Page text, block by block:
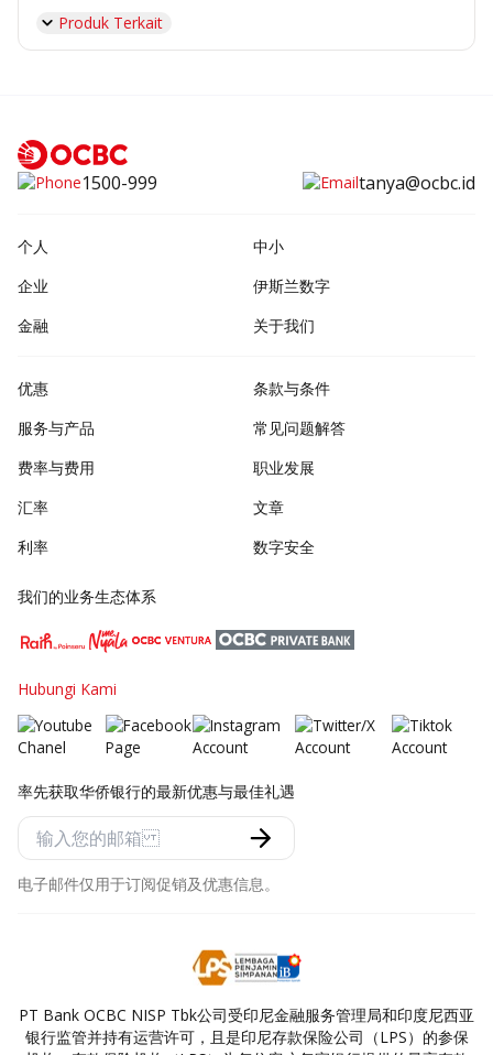
Produk Terkait
1500-999 tanya@ocbc.id
个人
中小
企业
伊斯兰数字
金融
关于我们
优惠
服务与产品
费率与费用
汇率
利率
条款与条件
常见问题解答
职业发展
文章
数字安全
我们的业务生态体系
Hubungi Kami
率先获取华侨银行的最新优惠与最佳礼遇
电子邮件仅用于订阅促销及优惠信息。
PT Bank OCBC NISP Tbk公司受印尼金融服务管理局和印度尼西亚
银行监管并持有运营许可，且是印尼存款保险公司（LPS）的参保